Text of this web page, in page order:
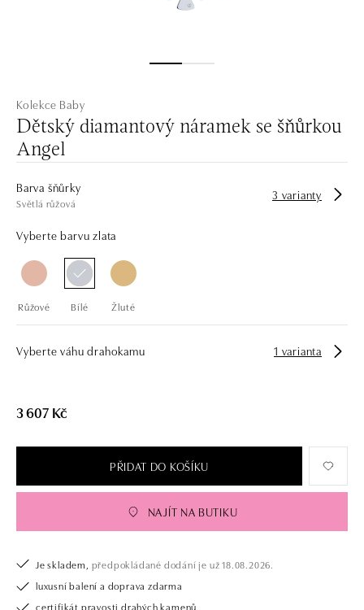
Kolekce Baby
Dětský diamantový náramek se šňůrkou
Angel
Barva šňůrky
Světlá růžová
3 varianty
Vyberte barvu zlata
Růžové Bílé Žluté
Vyberte váhu drahokamu 1 varianta
3 607 Kč
PŘIDAT DO KOŠÍKU
NAJÍT NA BUTIKU
Je skladem, předpokládané dodání je už 18.08.2026.
luxusní balení a doprava zdarma
certifikát pravosti drahých kamenů